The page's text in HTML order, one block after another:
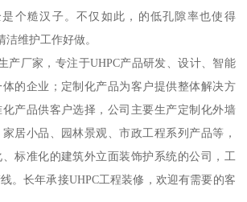
是个糙汉子。不仅如此，的低孔隙率也使得
洁维护工作好做。
产厂家，专注于UHPC产品研发、设计、智能
的企业；定制化产品为客户提供整体解决方
产品供客户选择，公司主要生产定制化外墙
居小品、园林景观、市政工程系列产品等，
标准化的建筑外立面装饰护系统的公司，工
。长年承接UHPC工程装修，欢迎有需要的客